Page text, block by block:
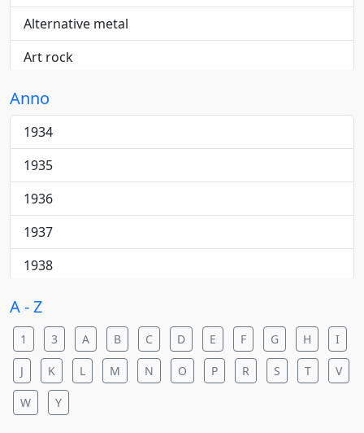
Alternative metal
Art rock
Blues
Cantautore
College rock
Country
Country pop
Dance
Dance pop
Dance rock
Anno
1934
1935
1936
1937
1938
1940
1941
1942
1943
A - Z
1 3 A B C D E F G H I
J K L M N O P R S T V
W Y